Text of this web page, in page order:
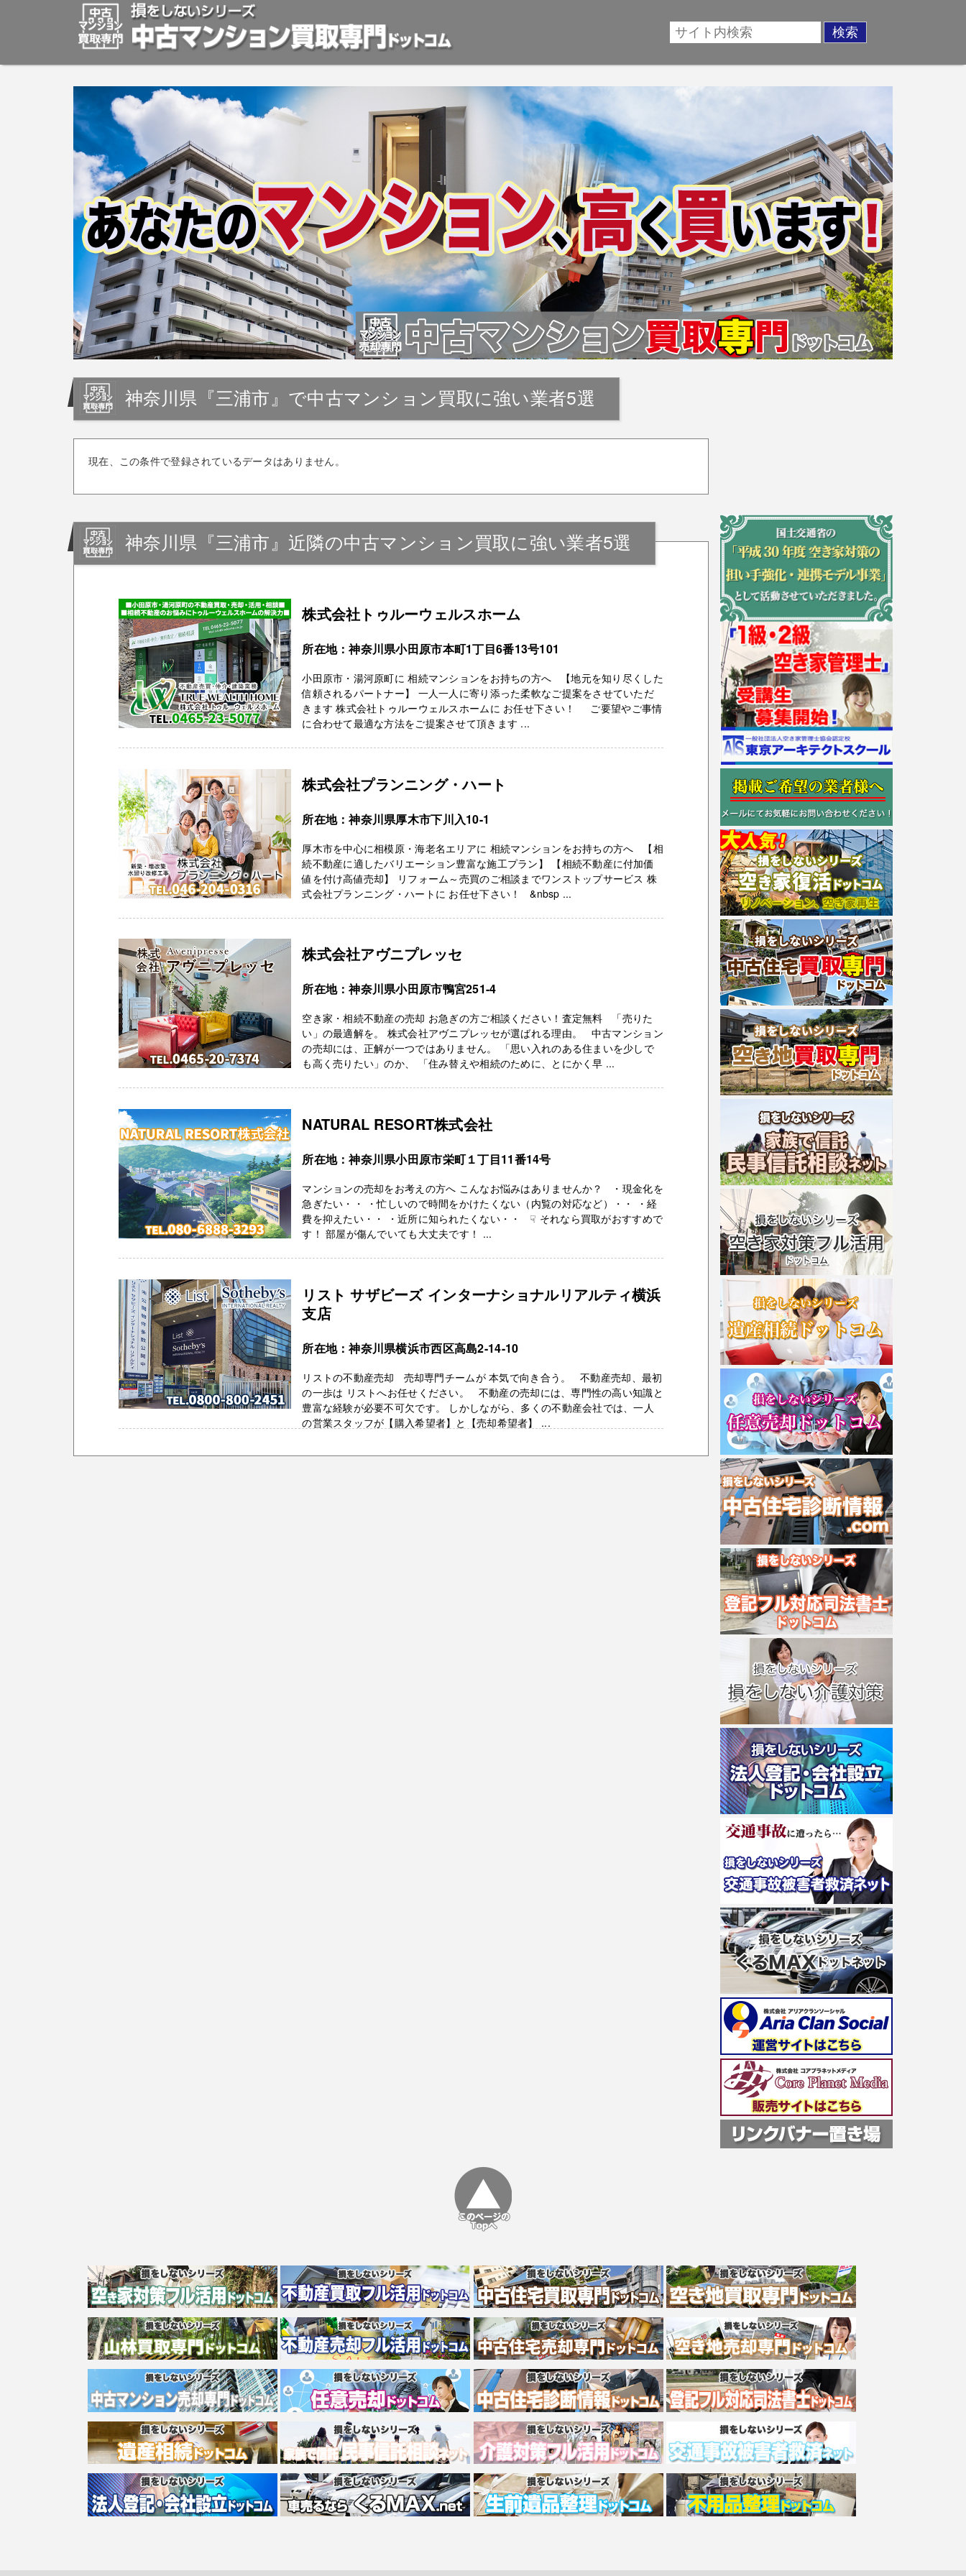
神奈川県『三浦市』で中古マンション買取に強い業者5選
現在、この条件で登録されているデータはありません。
神奈川県『三浦市』近隣の中古マンション買取に強い業者5選
株式会社トゥルーウェルスホーム
所在地：神奈川県小田原市本町1丁目6番13号101
小田原市・湯河原町に 相続マンションをお持ちの方へ 【地元を知り尽くした
信頼されるパートナー】 一人一人に寄り添った柔軟なご提案をさせていただ
きます 株式会社トゥルーウェルスホームに お任せ下さい！ ご要望やご事情
に合わせて最適な方法をご提案させて頂きます ...
株式会社プランニング・ハート
所在地：神奈川県厚木市下川入10-1
厚木市を中心に相模原・海老名エリアに 相続マンションをお持ちの方へ 【相
続不動産に適したバリエーション豊富な施工プラン】 【相続不動産に付加価
値を付け高値売却】 リフォーム～売買のご相談までワンストップサービス 株
式会社プランニング・ハートに お任せ下さい！ &nbsp ...
株式会社アヴニプレッセ
所在地：神奈川県小田原市鴨宮251-4
空き家・相続不動産の売却 お急ぎの方ご相談ください！査定無料 「売りた
い」の最適解を。 株式会社アヴニプレッセが選ばれる理由。 中古マンション
の売却には、正解が一つではありません。 「思い入れのある住まいを少しで
も高く売りたい」のか、 「住み替えや相続のために、とにかく早 ...
NATURAL RESORT株式会社
所在地：神奈川県小田原市栄町１丁目11番14号
マンションの売却をお考えの方へ こんなお悩みはありませんか？ ・現金化を
急ぎたい・・ ・忙しいので時間をかけたくない（内覧の対応など）・・ ・経
費を抑えたい・・ ・近所に知られたくない・・ ☟ それなら買取がおすすめで
す！ 部屋が傷んでいても大丈夫です！ ...
リスト サザビーズ インターナショナルリアルティ横浜
支店
所在地：神奈川県横浜市西区高島2-14-10
リストの不動産売却 売却専門チームが 本気で向き合う。 不動産売却、最初
の一歩は リストへお任せください。 不動産の売却には、専門性の高い知識と
豊富な経験が必要不可欠です。 しかしながら、多くの不動産会社では、一人
の営業スタッフが【購入希望者】と【売却希望者】 ...